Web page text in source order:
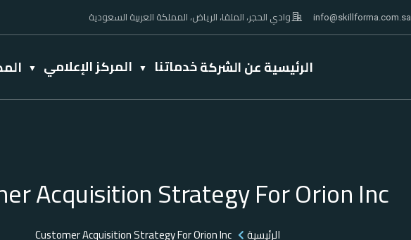
info@skillforma.com.sa وادي الحجر، الملقا، الرياض، المملكة العربية السعودية
الرئيسيةعن الشركةخدماتنا المركز الإعلامي
Acquisition Strategy For Orion Inc
الرئيسية Customer Acquisition Strategy For Orion Inc